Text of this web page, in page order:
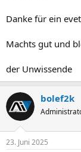
Danke für ein
Machts gut und
der Unwissende
bolef2k
23. Juni 2025